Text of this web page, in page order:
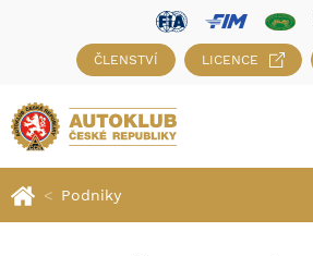
ČLENSTVÍ LICENCE
Podniky